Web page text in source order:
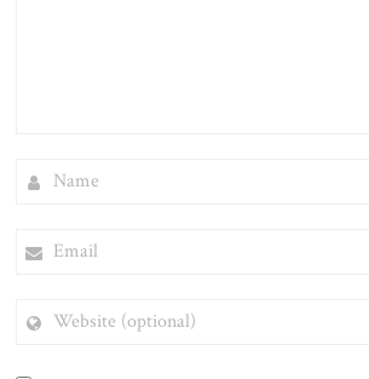
(OPTIONAL)